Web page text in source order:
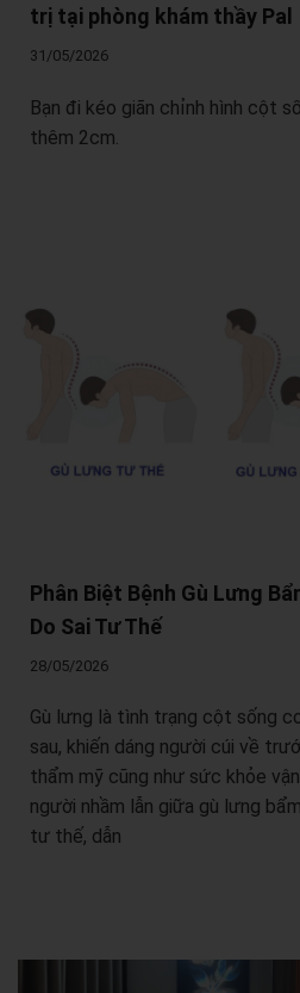
trị tại phòng khám thầy Pal
31/05/2026
Bạn đi kéo giãn chỉnh hình cột
thêm 2cm.
Phân Biệt Bệnh Gù Lưng
Do Sai Tư Thế
28/05/2026
Gù lưng là tình trạng cột sống
sau, khiến dáng người cúi về
thẩm mỹ cũng như sức khỏe
người nhầm lẫn giữa gù lưng
tư thế, dẫn